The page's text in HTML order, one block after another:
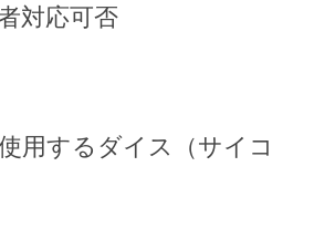
対応可否
用するダイス（サイコ